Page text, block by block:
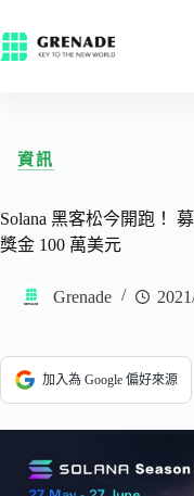
資訊
Solana 黑客松今開跑！
獎金 100 萬美元
Grenade
加入為 Google 偏好來源